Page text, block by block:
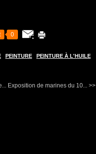
0
PEINTURE
PEINTURE À L'HUILE
Exposition de marines du 10... >>